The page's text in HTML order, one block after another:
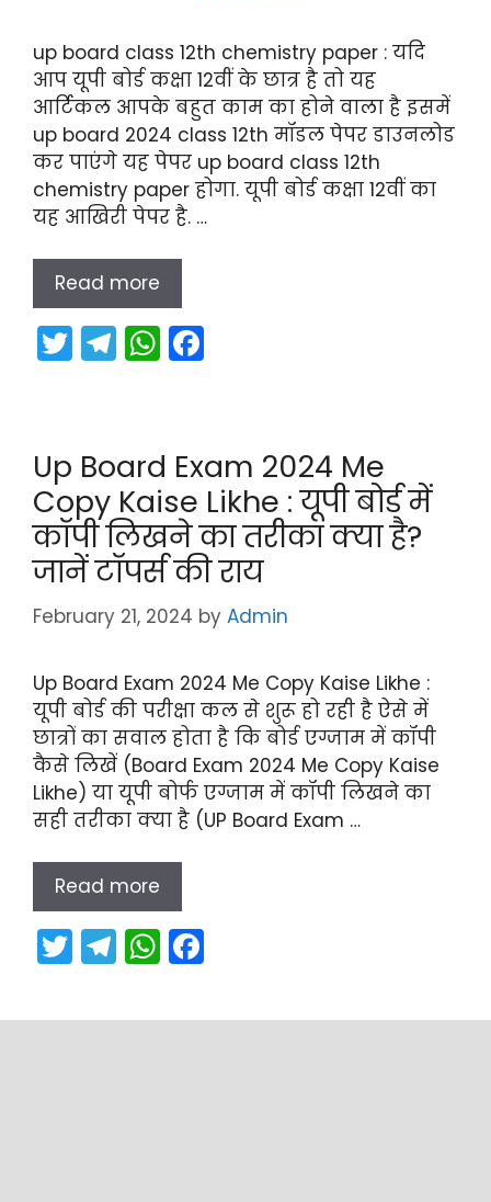
up board class 12th chemistry paper : यदि
आप यूपी बोर्ड कक्षा 12वीं के छात्र है तो यह
आर्टिकल आपके बहुत काम का होने वाला है इसमें
up board 2024 class 12th मॉडल पेपर डाउनलोड
कर पाएंगे यह पेपर up board class 12th
chemistry paper होगा. यूपी बोर्ड कक्षा 12वीं का
यह आखिरी पेपर है. …
Read more
T
w
er
T
el
gr
a
m
W
h
ts
A
p
p
e
b
o
o
k
Up Board Exam 2024 Me
Copy Kaise Likhe : यूपी बोर्ड में
कॉपी लिखने का तरीका क्या है?
जानें टॉपर्स की राय
February 21, 2024 by Admin
Up Board Exam 2024 Me Copy Kaise Likhe :
यूपी बोर्ड की परीक्षा कल से शुरू हो रही है ऐसे में
छात्रों का सवाल होता है कि बोर्ड एग्जाम में कॉपी
कैसे लिखें (Board Exam 2024 Me Copy Kaise
Likhe) या यूपी बोर्फ एग्जाम में कॉपी लिखने का
सही तरीका क्या है (UP Board Exam …
Read more
T
w
itt
T
el
e
W
h
a c